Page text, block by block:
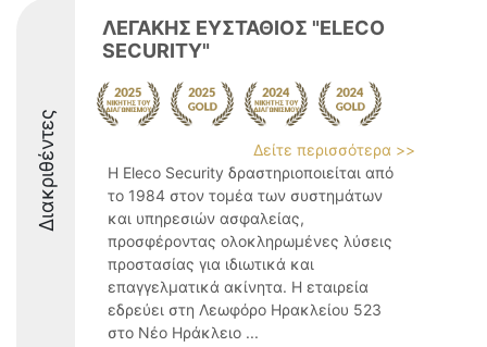
Διακριθέντες
ΛΕΓΑΚΗΣ ΕΥΣΤΑΘΙΟΣ "ELECO
SECURITY"
Δείτε περισσότερα >>
Η Eleco Security δραστηριοποιείται από
το 1984 στον τομέα των συστημάτων
και υπηρεσιών ασφαλείας,
προσφέροντας ολοκληρωμένες λύσεις
προστασίας για ιδιωτικά και
επαγγελματικά ακίνητα. Η εταιρεία
εδρεύει στη Λεωφόρο Ηρακλείου 523
στο Νέο Ηράκλειο ...